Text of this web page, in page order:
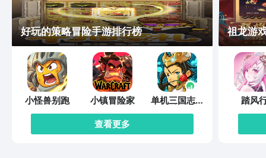
好玩的策略冒险手游排行榜
小怪兽别跑 小镇冒险家 单机三国志外
传
查看更多
祖龙游
踏风